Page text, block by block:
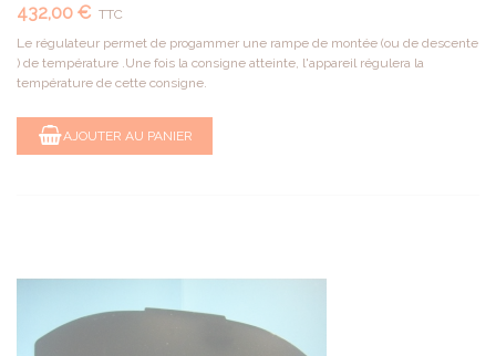
432,00 € TTC
Le régulateur permet de progammer une rampe de montée (ou de descente
) de température .Une fois la consigne atteinte, l'appareil régulera la
température de cette consigne.
AJOUTER AU PANIER